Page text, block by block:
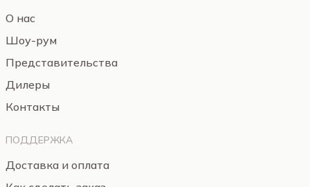
О нас
Шоу-рум
Представительства
Дилеры
Контакты
ПОДДЕРЖКА
Доставка и оплата